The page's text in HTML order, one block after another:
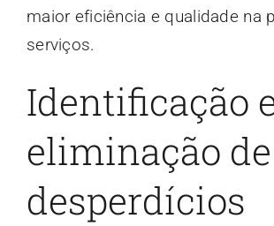
maior eficiência e qualidade na
serviços.
Identificação
eliminação de
desperdícios